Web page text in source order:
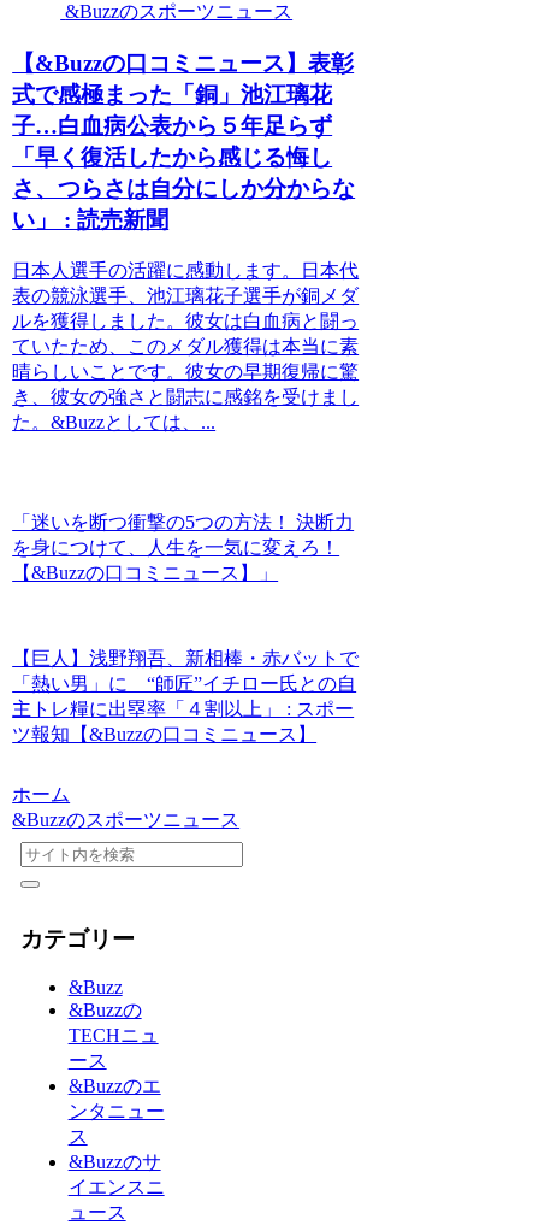
&Buzzのスポーツニュース
【&Buzzの口コミニュース】表彰
式で感極まった「銅」池江璃花
子…白血病公表から５年足らず
「早く復活したから感じる悔し
さ、つらさは自分にしか分からな
い」 : 読売新聞
日本人選手の活躍に感動します。日本代
表の競泳選手、池江璃花子選手が銅メダ
ルを獲得しました。彼女は白血病と闘っ
ていたため、このメダル獲得は本当に素
晴らしいことです。彼女の早期復帰に驚
き、彼女の強さと闘志に感銘を受けまし
た。&Buzzとしては、...
「迷いを断つ衝撃の5つの方法！ 決断力
を身につけて、人生を一気に変えろ！
【&Buzzの口コミニュース】」
【巨人】浅野翔吾、新相棒・赤バットで
「熱い男」に “師匠”イチロー氏との自
主トレ糧に出塁率「４割以上」 : スポー
ツ報知【&Buzzの口コミニュース】
ホーム
&Buzzのスポーツニュース
カテゴリー
&Buzz
&Buzzの
TECHニュ
ース
&Buzzのエ
ンタニュー
ス
&Buzzのサ
イエンスニ
ュース